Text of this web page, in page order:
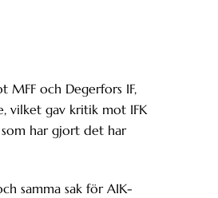
MFF och Degerfors IF,
vilket gav kritik mot IFK
har gjort det har
samma sak för AIK-